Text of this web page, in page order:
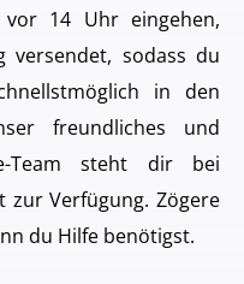
vor 14 Uhr eingehen,
versendet, sodass du
in den
freundliches und
Team steht dir bei
zur Verfügung. Zögere
du Hilfe benötigst.